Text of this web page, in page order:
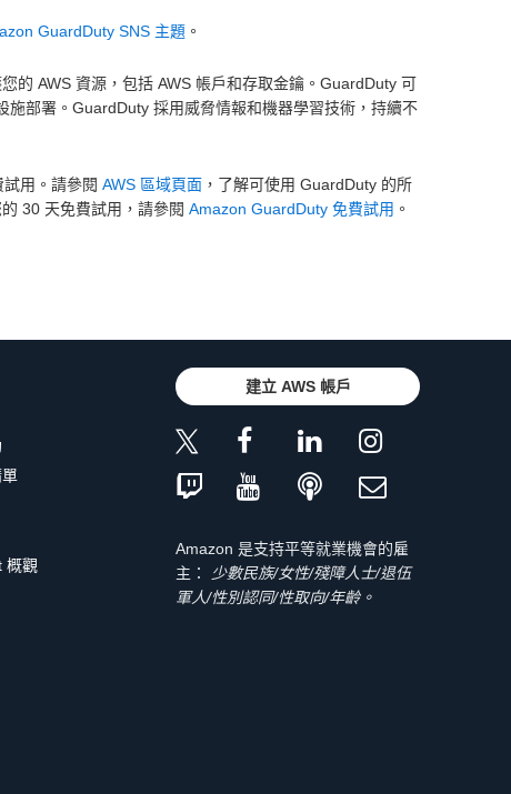
GuardDuty SNS 主題 。
的 AWS 資源，包括 AWS 帳戶和存取金鑰。GuardDuty 可
部署。GuardDuty 採用威脅情報和機器學習技術，持續不
用。請參閱 AWS 區域頁面 ，了解可使用 GuardDuty 的所
的 30 天免費試用，請參閱 Amazon GuardDuty 免費試用 。
概觀
建立 AWS 帳戶
Amazon 是支持平等就業機會的雇
主：
少數民族/女性/殘障人士/退伍
軍人/性別認同/性取向/年齡。